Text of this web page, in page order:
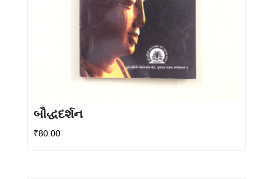
બૌદ્ધદર્શન
₹80.00